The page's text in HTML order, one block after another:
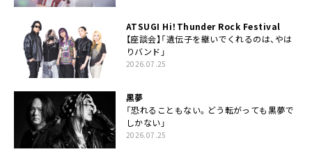
ATSUGI Hi！Thunder Rock Festival
【座談会】「遺伝子を継いでくれるのは、やは
りバンド」
2026.07.25
黒夢
「恐れることもない。どう転がっても黒夢で
しかない」
2026.07.25